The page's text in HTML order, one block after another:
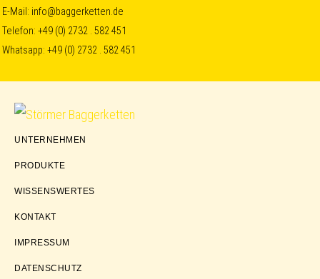
Skip
to
primary
navigation
Skip
to
content
Skip
to
E-Mail: info@baggerketten.de
Telefon:+49 (0) 2732 . 582 451
Whatsapp:+49 (0) 2732 . 582 451
Störmer
UNTERNEHMEN
PRODUKTE
WISSENSWERTES
KONTAKT
IMPRESSUM
DATENSCHUTZ